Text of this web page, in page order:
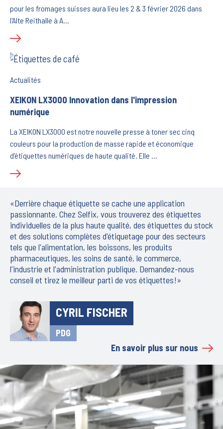
pour les fromages suisses aura lieu les 2 & 3 février 2026 dans
l'Alte Reithalle à A…
Actualités
XEIKON LX3000 Innovation dans l'impression
numérique
La XEIKON LX3000 est notre nouvelle presse à toner sec cinq
couleurs pour la production de masse rapide et économique
d'étiquettes numériques de haute qualité. Elle …
«Derrière chaque étiquette se cache une application
passionnante. Chez Selfix, vous trouverez des étiquettes
individuelles de la plus haute qualité, des étiquettes du stock
et des solutions complètes d'étiquetage pour des secteurs
tels que l'alimentation, les boissons, les produits
pharmaceutiques, les soins de santé, le commerce,
l'industrie et l'administration publique. Demandez-nous
conseil et tirez le meilleur parti de vos étiquettes!»
CYRIL FISCHER
PDG
En savoir plus sur nous